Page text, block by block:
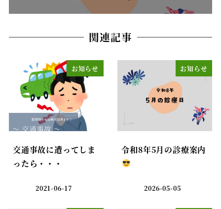
関連記事
お知らせ
交通事故に遭ってしま
ったら・・・
2021-06-17
お知らせ
令和8年5月の診療案内
2026-05-05